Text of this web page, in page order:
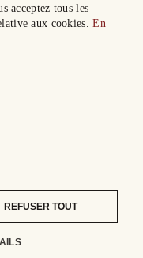
acceptez tous les
aux cookies.En
REFUSER TOUT